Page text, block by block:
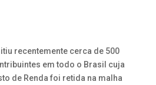
recentemente cerca de 500
em todo o Brasil cuja
de Renda foi retida na malha